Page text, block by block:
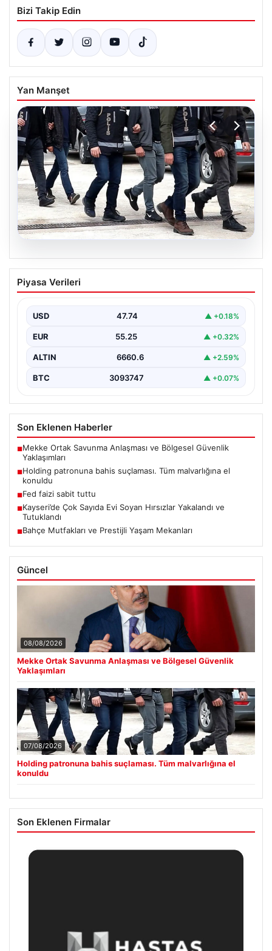
Bizi Takip Edin
Yan Manşet
07.08.2026
Holding patronuna bahis suçlaması.
Tüm malvarlığına el konuldu
Piyasa Verileri
USD 47.74 ▲ +0.18%
EUR 55.25 ▲ +0.32%
ALTIN 6660.6 ▲ +2.59%
BTC 3093747 ▲ +0.07%
Son Eklenen Haberler
■Mekke Ortak Savunma Anlaşması ve Bölgesel Güvenlik
Yaklaşımları
■Holding patronuna bahis suçlaması. Tüm malvarlığına el
konuldu
■Fed faizi sabit tuttu
■Kayseri’de Çok Sayıda Evi Soyan Hırsızlar Yakalandı ve
Tutuklandı
■Bahçe Mutfakları ve Prestijli Yaşam Mekanları
Güncel
08/08/2026
Mekke Ortak Savunma Anlaşması ve Bölgesel Güvenlik
Yaklaşımları
07/08/2026
Holding patronuna bahis suçlaması. Tüm malvarlığına el
konuldu
Son Eklenen Firmalar